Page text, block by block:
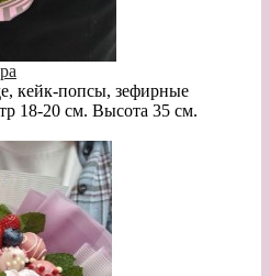
кейк-попсы, зефирные
18-20 см. Высота 35 см.